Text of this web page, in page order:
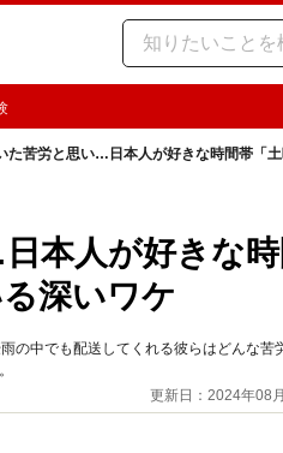
た苦労と思い…日本人が好きな時間帯「
本人が好きな時
深いワケ
の中でも配送してくれる彼らはどんな苦
更新日：2024年08